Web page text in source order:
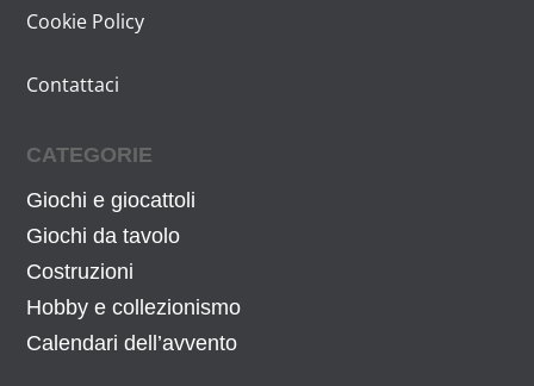
Cookie Policy
Contattaci
CATEGORIE
Giochi e giocattoli
Giochi da tavolo
Costruzioni
Hobby e collezionismo
Calendari dell’avvento